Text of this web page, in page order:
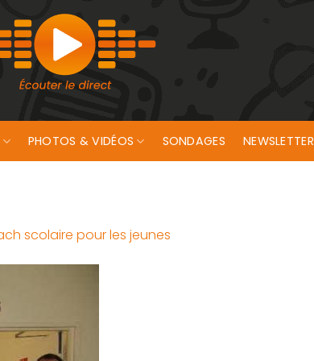
PHOTOS & VIDÉOS SONDAGES NEWSLETTER
scolaire pour les jeunes